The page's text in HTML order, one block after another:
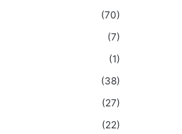
(70)
(7)
(1)
(38)
(27)
(22)